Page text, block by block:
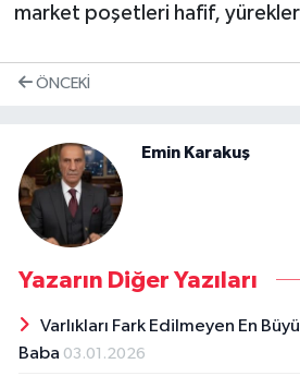
market poşetleri hafif, yürekler
ÖNCEKI
Emin Karakuş
Yazarın Diğer Yazıları
Varlıkları Fark Edilmeyen En
Baba 03.01.2026